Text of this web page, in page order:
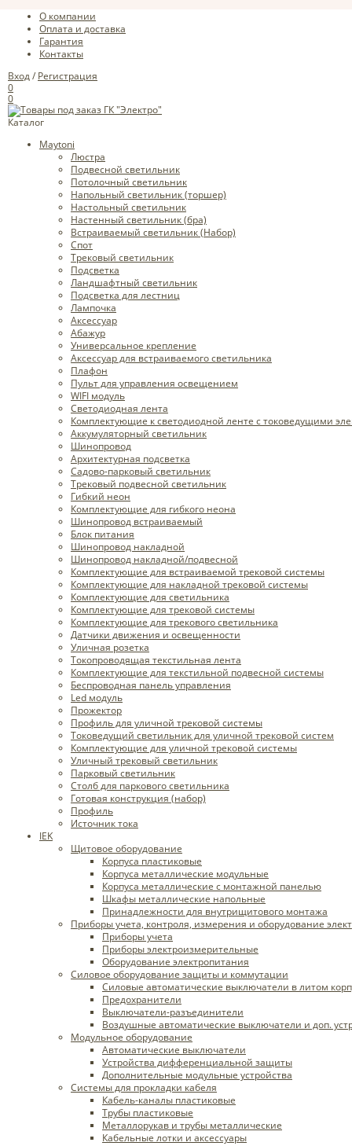
О компании
Оплата и доставка
Гарантия
Контакты
Вход/ Регистрация
0
0
Каталог
Maytoni
Люстра
Подвесной светильник
Потолочный светильник
Напольный светильник (торшер)
Настольный светильник
Настенный светильник (бра)
Встраиваемый светильник (Набор)
Спот
Трековый светильник
Подсветка
Ландшафтный светильник
Подсветка для лестниц
Лампочка
Аксессуар
Абажур
Универсальное крепление
Аксессуар для встраиваемого светильника
Плафон
Пульт для управления освещением
WIFI модуль
Светодиодная лента
Комплектующие к светодиодной ленте с токоведущими
Аккумуляторный светильник
Шинопровод
Архитектурная подсветка
Садово-парковый светильник
Трековый подвесной светильник
Гибкий неон
Комплектующие для гибкого неона
Шинопровод встраиваемый
Блок питания
Шинопровод накладной
Шинопровод накладной/подвесной
Комплектующие для встраиваемой трековой системы
Комплектующие для накладной трековой системы
Комплектующие для светильника
Комплектующие для трековой системы
Комплектующие для трекового светильника
Датчики движения и освещенности
Уличная розетка
Токопроводящая текстильная лента
Комплектующие для текстильной подвесной системы
Беспроводная панель управления
Led модуль
Прожектор
Профиль для уличной трековой системы
Токоведущий светильник для уличной трековой систем
Комплектующие для уличной трековой системы
Уличный трековый светильник
Парковый светильник
Столб для паркового светильника
Готовая конструкция (набор)
Профиль
Источник тока
IEK
Щитовое оборудование
Корпуса пластиковые
Корпуса металлические модульные
Корпуса металлические с монтажной панелью
Шкафы металлические напольные
Принадлежности для внутрищитового монтажа
Приборы учета, контроля, измерения и оборудование
Приборы учета
Приборы электроизмерительные
Оборудование электропитания
Силовое оборудование защиты и коммутации
Силовые автоматические выключатели в литом
Предохранители
Выключатели-разъединители
Воздушные автоматические выключатели и доп.
Модульное оборудование
Автоматические выключатели
Устройства дифференциальной защиты
Дополнительные модульные устройства
Системы для прокладки кабеля
Кабель-каналы пластиковые
Трубы пластиковые
Металлорукав и трубы металлические
Кабельные лотки и аксессуары